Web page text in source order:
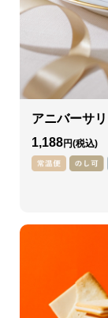
アニバーサ
1,188円